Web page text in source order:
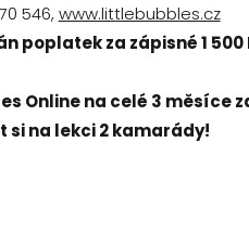
546, www.littlebubbles.cz
poplatek za zápisné 1
Online na celé 3 měsíce
na lekci 2 kamarády!